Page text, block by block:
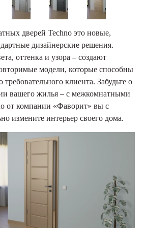
дверей Techno это новые,
дизайнерские решения.
оттенка и узора – создают
модели, которые способны
требовательного клиента. Забудьте о
вашего жилья – с межкомнатными
от компании «Фаворит» вы с
измените интерьер своего дома.